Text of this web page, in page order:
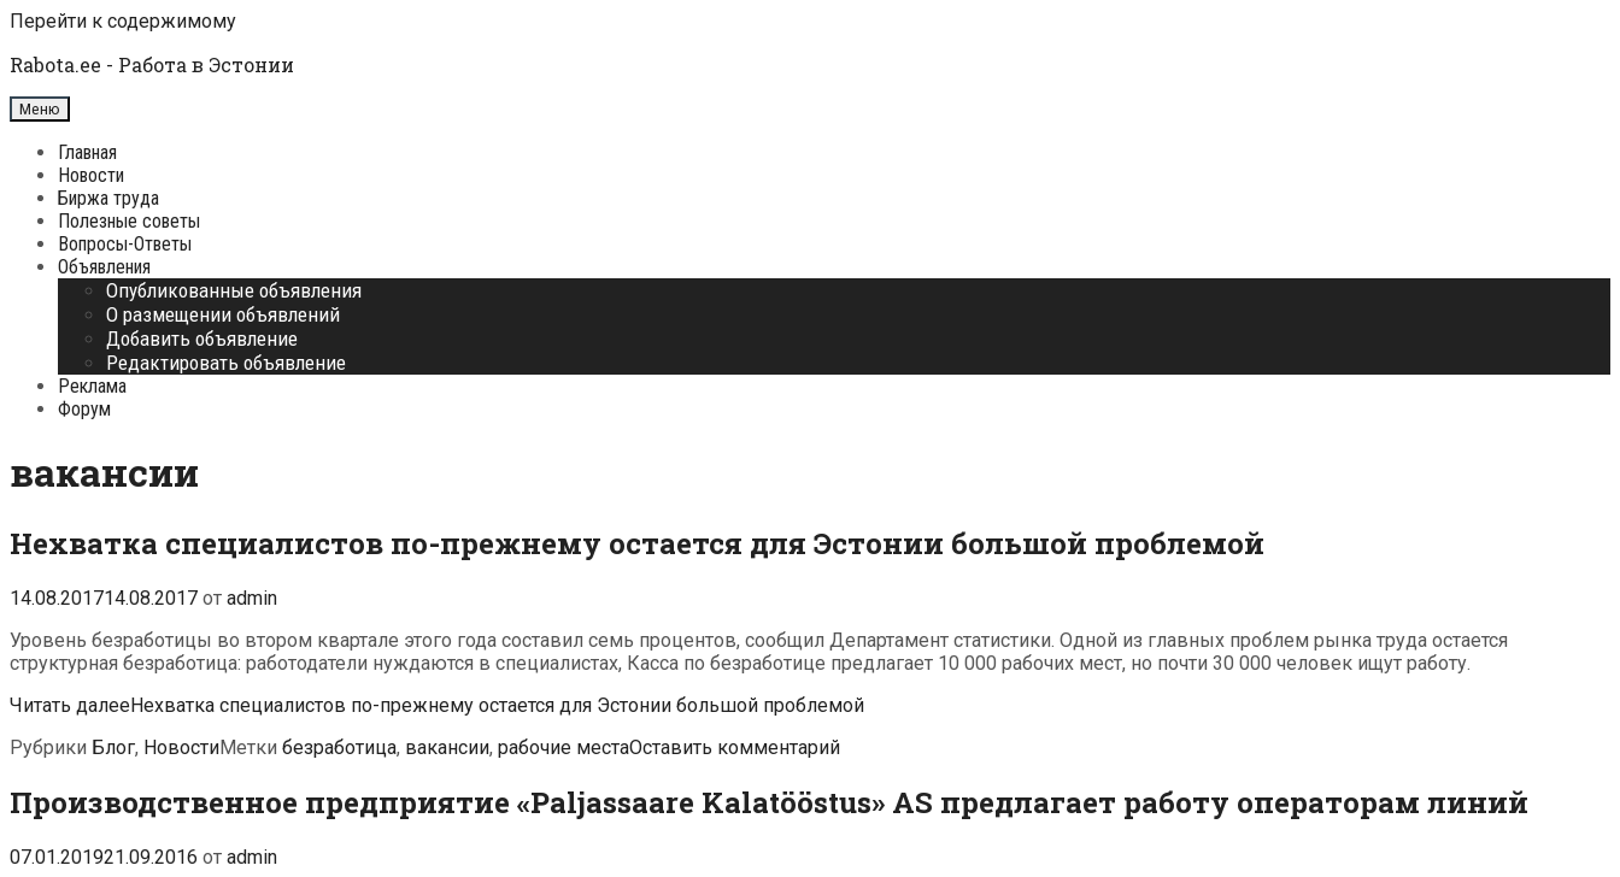
Перейти к содержимому
Rabota.ee - Работа в Эстонии
Меню
Главная
Новости
Биржа труда
Полезные советы
Вопросы-Ответы
Объявления
Опубликованные объявления
О размещении объявлений
Добавить объявление
Редактировать объявление
Реклама
Форум
вакансии
Нехватка специалистов по-прежнему остается для Эстонии большой проблемой
14.08.201714.08.2017 от admin
Уровень безработицы во втором квартале этого года составил семь процентов, сообщил Департамент статистики. Одной из главных проблем рынка труда остается
структурная безработица: работодатели нуждаются в специалистах, Касса по безработице предлагает 10 000 рабочих мест, но почти 30 000 человек ищут работу.
Читать далееНехватка специалистов по-прежнему остается для Эстонии большой проблемой
Рубрики Блог, НовостиМетки безработица, вакансии, рабочие местаОставить комментарий
Производственное предприятие «Paljassaare Kalatööstus» AS предлагает работу операторам линий
07.01.201921.09.2016 от admin